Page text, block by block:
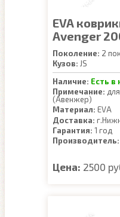
EVA
Avenger
Поколение: 2
Кузов: JS
Наличие: Есть в
Примечание:
(Авенжер)
Материал: EVA
Доставка:
Гарантия: 1 год
Производитель:
Цена: 2500